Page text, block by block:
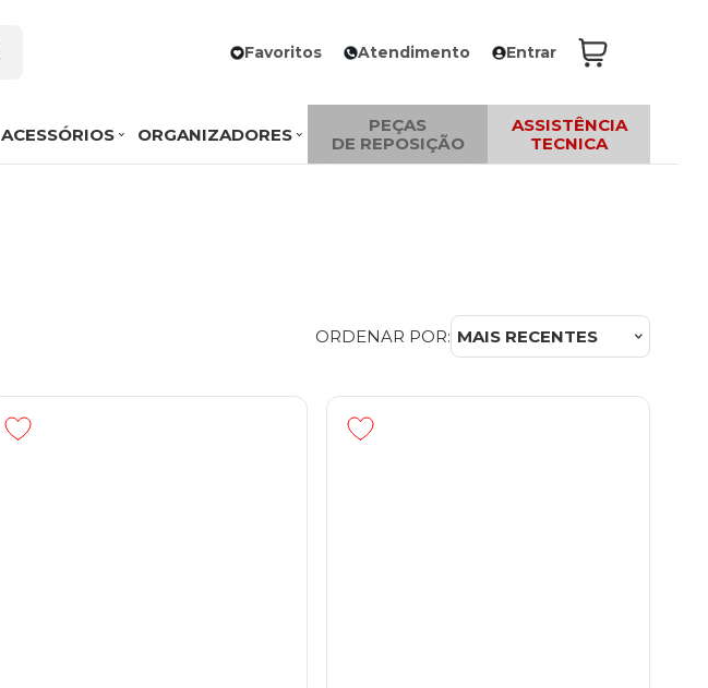
Favoritos Atendimento Entrar
ACESSÓRIOS ORGANIZADORES
PEÇAS
DE REPOSIÇÃO
ASSISTÊNCIA
TECNICA
ORDENAR POR: MAIS RECENTES